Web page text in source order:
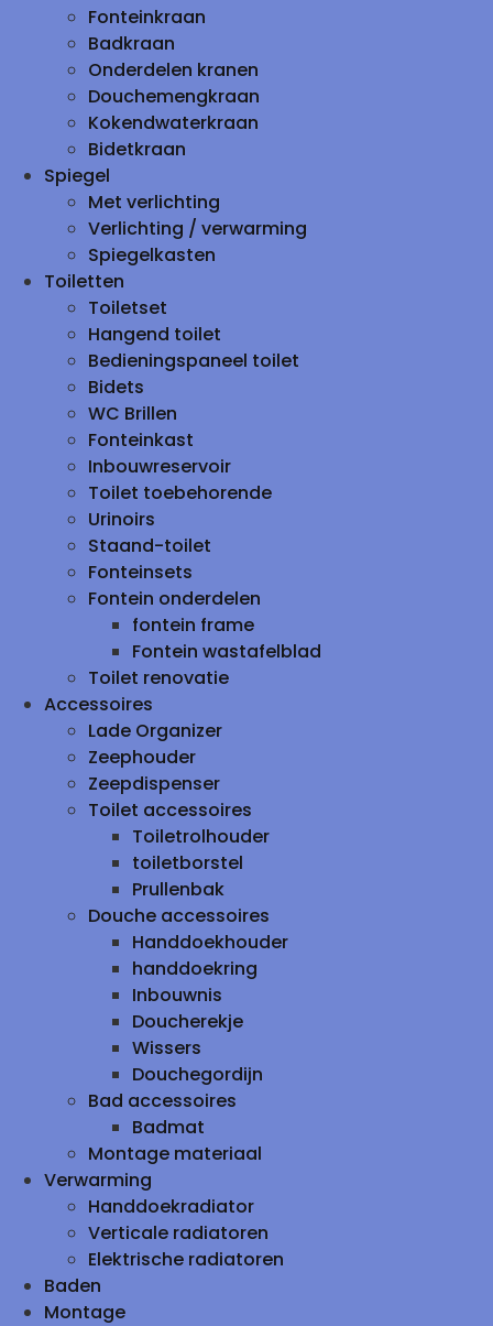
Fonteinkraan
Badkraan
Onderdelen kranen
Douchemengkraan
Kokendwaterkraan
Bidetkraan
Spiegel
Met verlichting
Verlichting / verwarming
Spiegelkasten
Toiletten
Toiletset
Hangend toilet
Bedieningspaneel toilet
Bidets
WC Brillen
Fonteinkast
Inbouwreservoir
Toilet toebehorende
Urinoirs
Staand-toilet
Fonteinsets
Fontein onderdelen
fontein frame
Fontein wastafelblad
Toilet renovatie
Accessoires
Lade Organizer
Zeephouder
Zeepdispenser
Toilet accessoires
Toiletrolhouder
toiletborstel
Prullenbak
Douche accessoires
Handdoekhouder
handdoekring
Inbouwnis
Doucherekje
Wissers
Douchegordijn
Bad accessoires
Badmat
Montage materiaal
Verwarming
Handdoekradiator
Verticale radiatoren
Elektrische radiatoren
Baden
Montage